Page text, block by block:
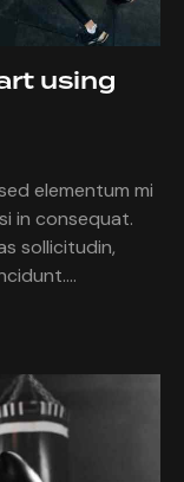
using
elementum mi
in consequat.
sollicitudin,